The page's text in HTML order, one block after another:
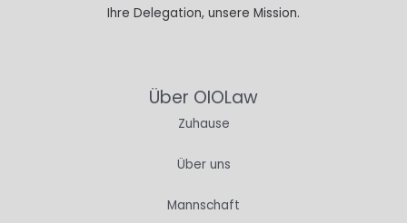
Ihre Delegation, unsere Mission.
Über OIOLaw
Zuhause
Über uns
Mannschaft